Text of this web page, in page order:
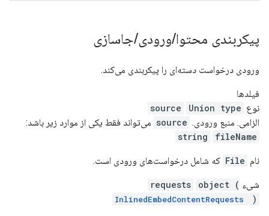
پیکربندی محتوا/ورودی/جاسازی
ورودی درخواست دسته‌ای را پیکربندی می‌کند.
فیلدها
نوع
source
Union type
الزامی. منبع ورودی. source می‌تواند فقط یکی از موارد زیر باشد:
string
fileName
نام File که شامل درخواست‌های ورودی است.
شیء requests object (
InlinedEmbedContentRequests )